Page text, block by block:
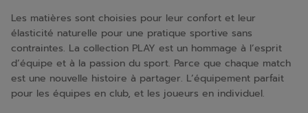
Les matières sont choisies pour leur confort et leur
élasticité naturelle pour une pratique sportive sans
contraintes. La collection PLAY est un hommage à l’esprit
d’équipe et à la passion du sport. Parce que chaque match
est une nouvelle histoire à partager. L’équipement parfait
pour les équipes en club, et les joueurs en individuel.